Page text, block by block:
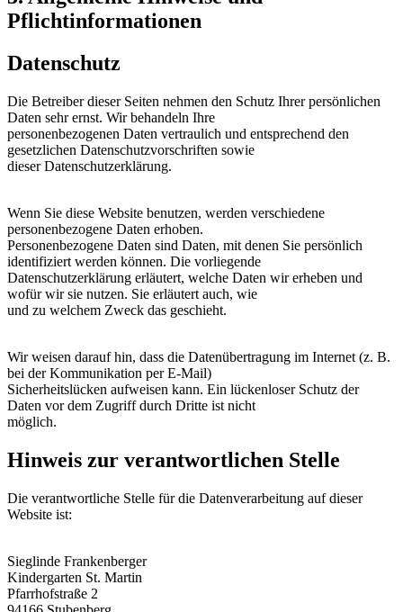
Pflichtinformationen
Datenschutz
Die Betreiber dieser Seiten nehmen den Schutz Ihrer persönlichen
Daten sehr ernst. Wir behandeln Ihre
personenbezogenen Daten vertraulich und entsprechend den
gesetzlichen Datenschutzvorschriften sowie
dieser Datenschutzerklärung.
Wenn Sie diese Website benutzen, werden verschiedene
personenbezogene Daten erhoben.
Personenbezogene Daten sind Daten, mit denen Sie persönlich
identifiziert werden können. Die vorliegende
Datenschutzerklärung erläutert, welche Daten wir erheben und
wofür wir sie nutzen. Sie erläutert auch, wie
und zu welchem Zweck das geschieht.
Wir weisen darauf hin, dass die Datenübertragung im Internet (z. B.
bei der Kommunikation per E-Mail)
Sicherheitslücken aufweisen kann. Ein lückenloser Schutz der
Daten vor dem Zugriff durch Dritte ist nicht
möglich.
Hinweis zur verantwortlichen Stelle
Die verantwortliche Stelle für die Datenverarbeitung auf dieser
Website ist:
Sieglinde Frankenberger
Kindergarten St. Martin
Pfarrhofstraße 2